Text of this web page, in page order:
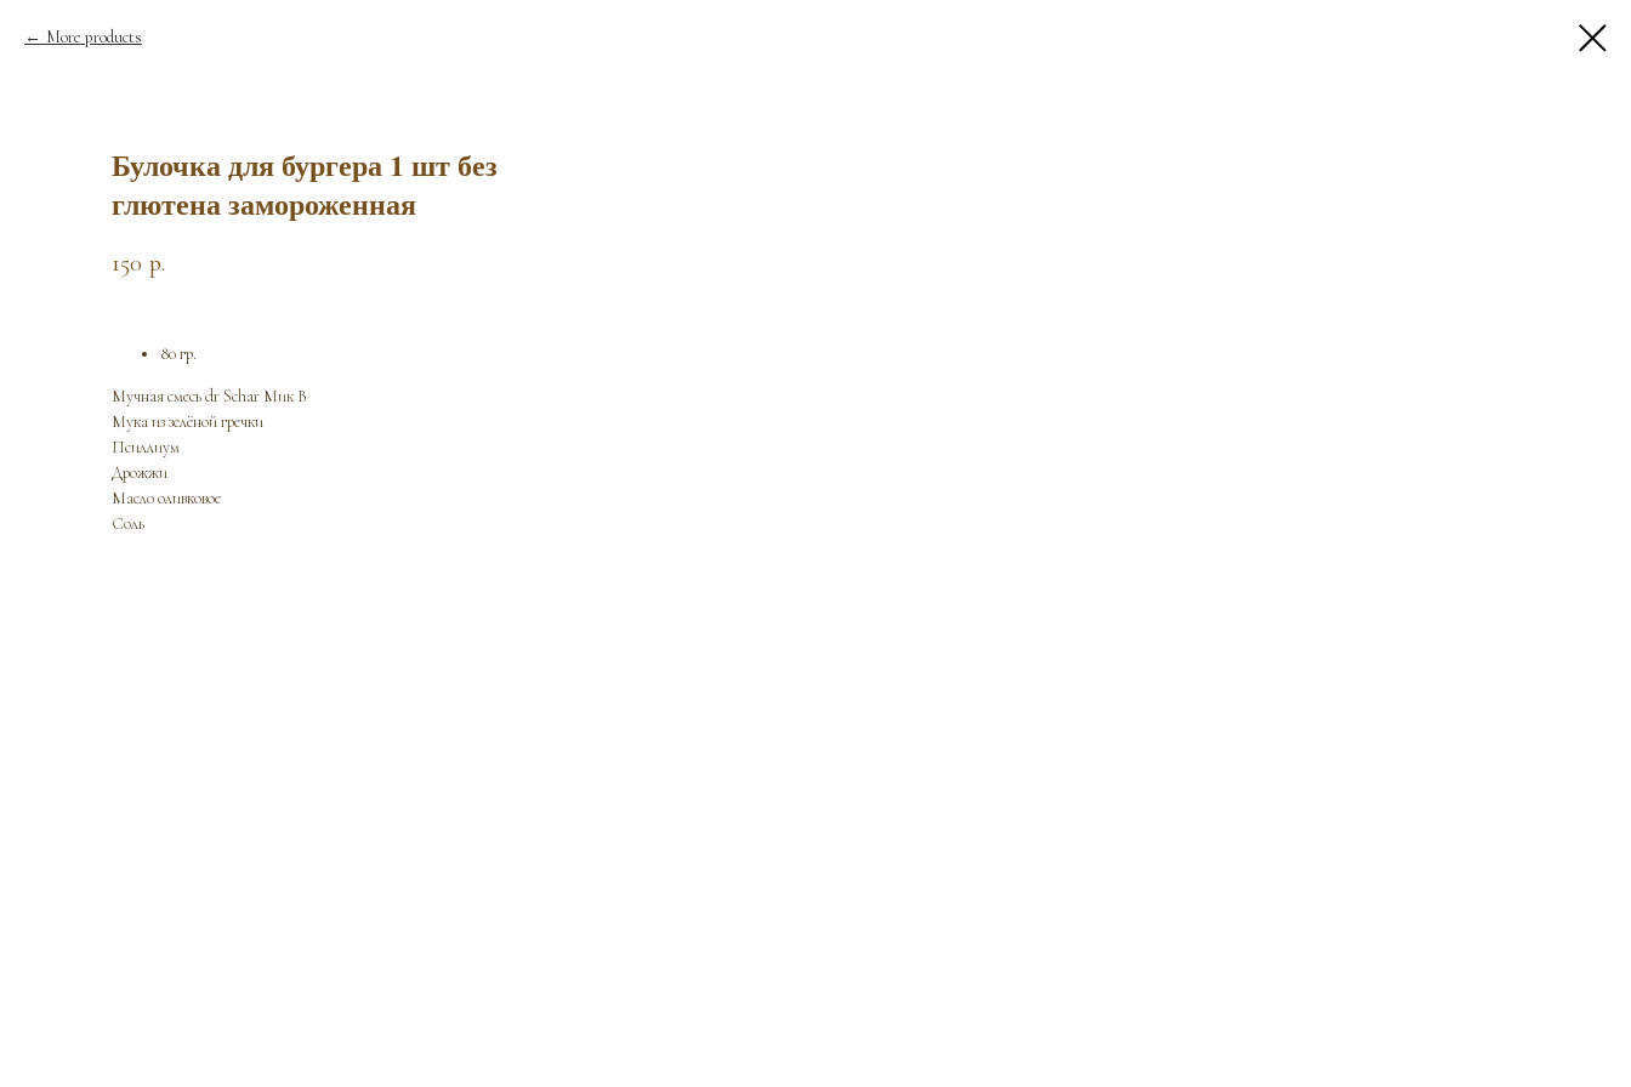
More products
Булочка для бургера 1 шт без
глютена замороженная
150 р.
80 гр.
Мучная смесь dr Schar Мик В
Мука из зелёной гречки
Псиллиум
Дрожжи
Масло оливковое
Соль